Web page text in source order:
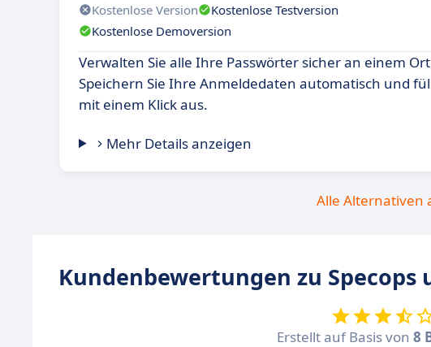
Kostenlose Version
Kostenlose Testversion
Kostenlose Demoversion
Verwalten Sie alle Ihre Passwörter sicher an einem
Speichern Sie Ihre Anmeldedaten automatisch und
mit einem Klick aus.
Mehr Details anzeigen
Alle Alternativen
Kundenbewertungen zu Specops
Erstellt auf Basis von 8